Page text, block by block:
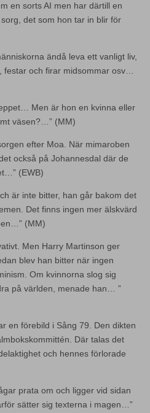
en sorts AI men har därtill en
det som hon tar in blir för
ändå leva ett vanligt liv,
festar och firar midsommar osv…
Men är hon en kvinna eller
väsen?…” (MM)
efter Moa. När mimaroben
också på Johannesdal där de
(EWB)
är inte bitter, han går bakom det
Det finns ingen mer älskvärd
(MM)
Men Harry Martinson ger
blev han bitter när ingen
Om kvinnorna slog sig
på världen, menade han… ”
en förebild i Sång 79. Den dikten
Där talas det
och hennes förlorade
prata om och ligger vid sidan
sätter sig texterna i magen…”